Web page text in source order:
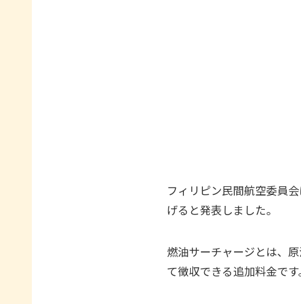
フィリピン民間航空委員
げると発表しました。
燃油サーチャージとは、
て徴収できる追加料金です